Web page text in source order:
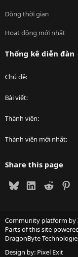
Dòng thời gian
Hoạt động mới nhất
Thống kê diễn đàn
Chủ đề
Bài viết
Thành viên
Thành viên mới nhất
Share this page
BlueskyLinkedIn
Reddit
Community platform by
Parts of this site
DragonByte
Design by: Pixel Exit